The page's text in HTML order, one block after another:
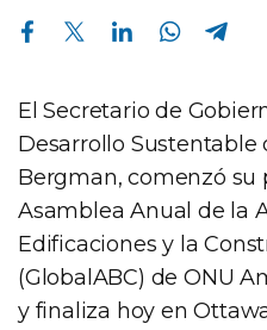
Compartir en Facebook Compartir en Twitter Compartir en Linkedin Compartir en Whatsapp
El Secretario de
Desarrollo Sustentable
Bergman, comenzó su
Asamblea Anual de la
Edificaciones y la
(GlobalABC) de ONU
y finaliza hoy en